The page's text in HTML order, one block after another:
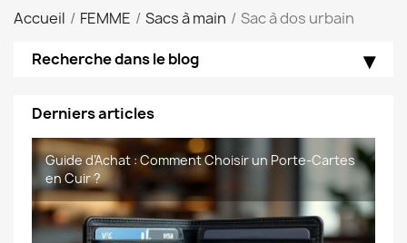
Accueil FEMME Sacs à main Sac à dos urbain
Recherche dans le blog
Derniers articles
📝 Article : Cuir vs Cuir Synthetique–Quel Matériau
Choisir pour sa Maroquinerie
Foire aux questions portefeuille en cuir de
Maroquinerie-Meaux
foire aux questions sacoches homme de
Maroquinerie-Meaux.com.
Guide d’Achat : Comment Choisir un Porte-Cartes
en Cuir ?